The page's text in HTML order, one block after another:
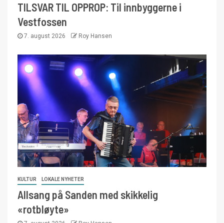
TILSVAR TIL OPPROP: Til innbyggerne i
Vestfossen
7. august 2026 Roy Hansen
KULTUR LOKALE NYHETER
Allsang på Sanden med skikkelig
«rotbløyte»